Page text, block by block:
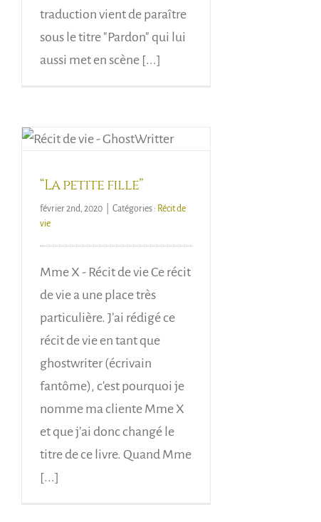
traduction vient de paraître
sous le titre "Pardon" qui lui
aussi met en scène [...]
“La petite fille”
février 2nd, 2020 Catégories : Récit de
vie
Mme X - Récit de vie Ce récit
de vie a une place très
particulière. J’ai rédigé ce
récit de vie en tant que
ghostwriter (écrivain
fantôme), c'est pourquoi je
nomme ma cliente Mme X
et que j’ai donc changé le
titre de ce livre. Quand Mme
[...]